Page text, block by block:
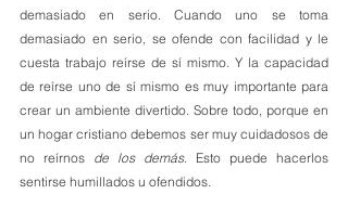
demasiado en serio. Cuando uno se toma
demasiado en serio, se ofende con facilidad y le
cuesta trabajo reírse de sí mismo. Y la capacidad
de reírse uno de sí mismo es muy importante para
crear un ambiente divertido. Sobre todo, porque en
un hogar cristiano debemos ser muy cuidadosos de
no reírnos de los demás. Esto puede hacerlos
sentirse humillados u ofendidos.